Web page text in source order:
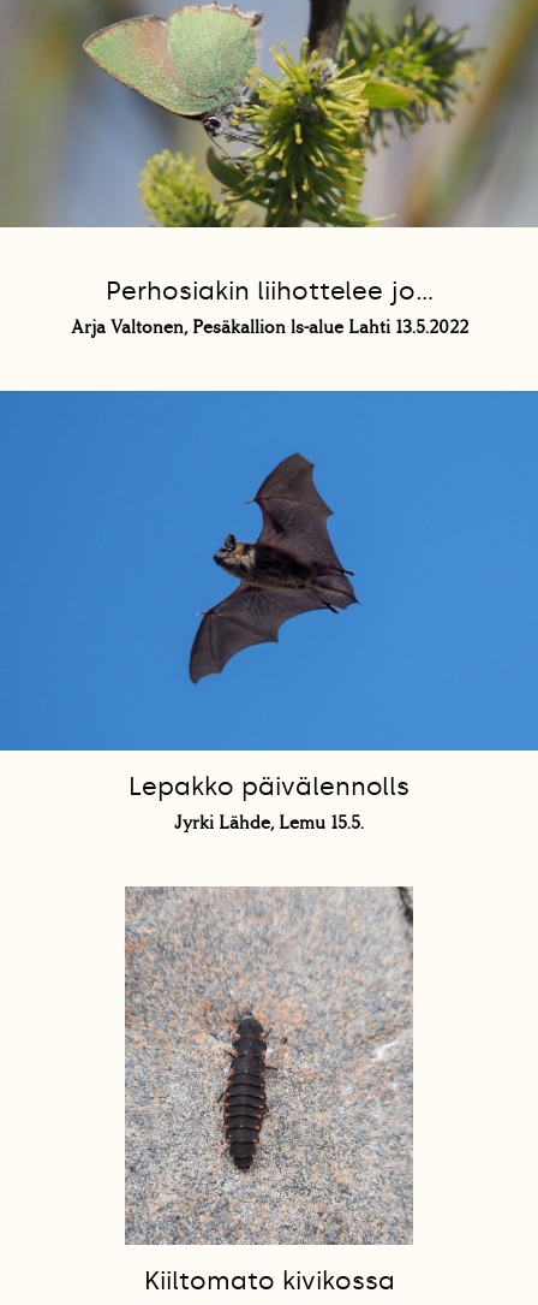
Perhosiakin liihottelee jo...
Arja Valtonen, Pesäkallion ls-alue Lahti 13.5.2022
Lepakko päivälennolls
Jyrki Lähde, Lemu 15.5.
Kiiltomato kivikossa